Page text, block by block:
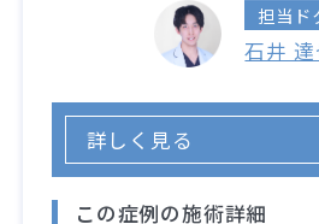
担当ド
石井
詳しく見る
この症例の施術詳細